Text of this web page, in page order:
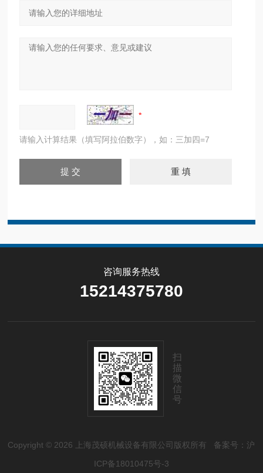
请输入计算结果（填写阿拉伯数字），如：三加四=7
咨询服务热线
15214375780
扫
描
微
信
号
Copyright © 2026 上海茂硕机械设备有限公司版权所有 备案号：沪
ICP备18010475号-3